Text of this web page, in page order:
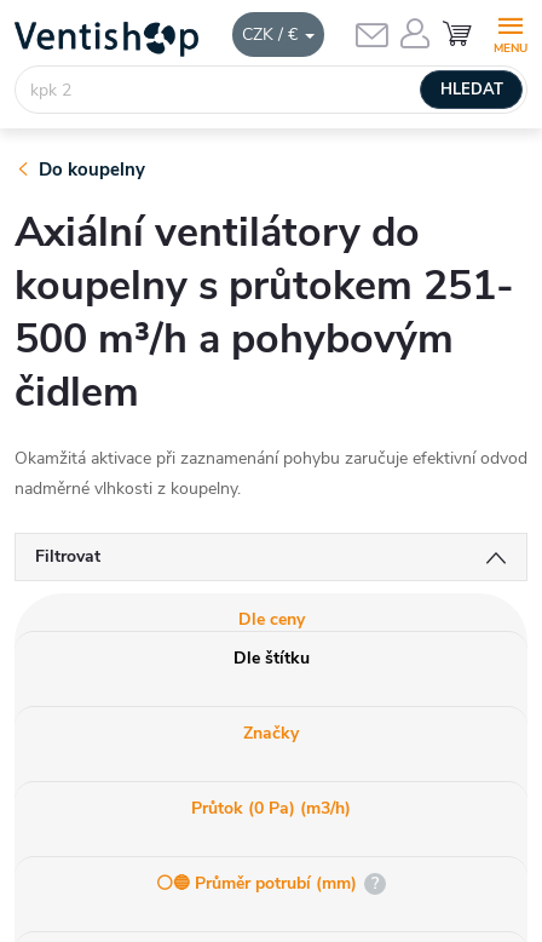
CZK / €
obsah
HLEDAT
NÁKUPNÍ
KOŠÍK
Do koupelny
Axiální ventilátory do
koupelny s průtokem 251-
500 m³/h a pohybovým
čidlem
Okamžitá aktivace při zaznamenání pohybu zaručuje efektivní odvod
nadměrné vlhkosti z koupelny.
Filtrovat
Dle ceny
Dle štítku
Značky
Průtok (0 Pa) (m3/h)
⚪️🔵 Průměr potrubí (mm) ?